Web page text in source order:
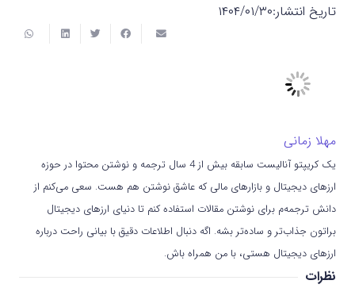
تاریخ انتشار:۱۴۰۴/۰۱/۳۰
مهلا زمانی
یک کریپتو آنالیست سابقه بیش از 4 سال ترجمه و نوشتن محتوا در حوزه
ارزهای دیجیتال و بازارهای مالی که عاشق نوشتن هم هست. سعی می‌کنم از
دانش ترجمه‌م برای نوشتن مقالات استفاده کنم تا دنیای ارزهای دیجیتال
براتون جذاب‌تر و ساده‌تر بشه. اگه دنبال اطلاعات دقیق با بیانی راحت درباره
ارزهای دیجیتال هستی، با من همراه باش.
نظرات